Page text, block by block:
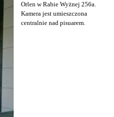
Orlen w Rabie Wyżnej 256a.
Kamera jest umieszczona
centralnie nad pisuarem.